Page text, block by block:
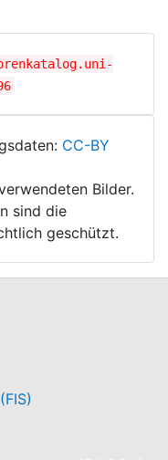
CC-BY
Bilder.
sind die
geschützt.